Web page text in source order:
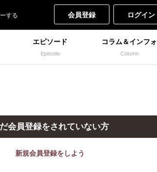
会員登録 ログイン
エピソード
Episode
コラム＆インフォ
Column
会員登録をされていない方
新規会員登録をしよう